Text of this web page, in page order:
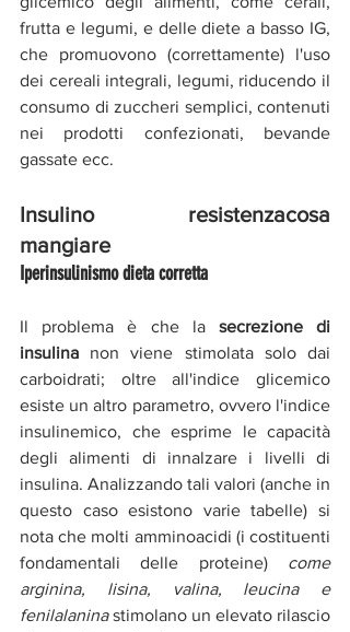
frutta e legumi, e delle diete a basso IG,
che promuovono (correttamente) l'uso
dei cereali integrali, legumi, riducendo il
consumo di zuccheri semplici, contenuti
nei prodotti confezionati, bevande
gassate ecc.
Insulino resistenzacosa
mangiare
Iperinsulinismo dieta corretta
Il problema è che la secrezione di
insulina non viene stimolata solo dai
carboidrati; oltre all'indice glicemico
esiste un altro parametro, ovvero l'indice
insulinemico, che esprime le capacità
degli alimenti di innalzare i livelli di
insulina. Analizzando tali valori (anche in
questo caso esistono varie tabelle) si
nota che molti amminoacidi (i costituenti
fondamentali delle proteine) come
arginina, lisina, valina, leucina e
fenilalanina stimolano un elevato rilascio